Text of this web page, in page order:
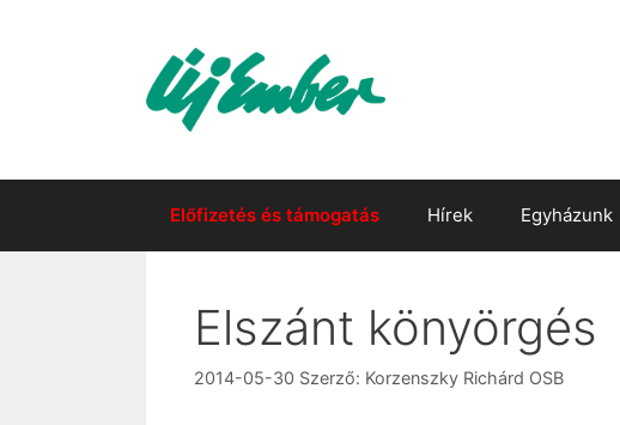
Előfizetés és támogatás Hírek Egyházunk
Elszánt könyörgés
2014-05-30 Szerző: Korzenszky Richárd OSB